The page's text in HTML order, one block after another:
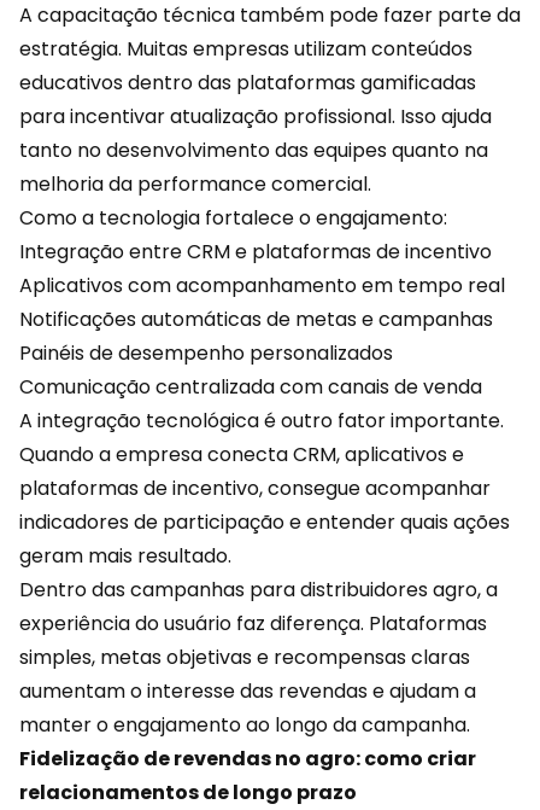
A capacitação técnica também pode fazer parte da
estratégia. Muitas empresas utilizam conteúdos
educativos dentro das plataformas gamificadas
para incentivar atualização profissional. Isso ajuda
tanto no desenvolvimento das equipes quanto na
melhoria da performance comercial.
Como a tecnologia fortalece o engajamento:
Integração entreCRMe plataformas de incentivo
Aplicativos com acompanhamento em tempo real
Notificações automáticas de metas e campanhas
Painéis de desempenho personalizados
Comunicação centralizada com canais de venda
A integração tecnológica é outro fator importante.
Quando a empresa conecta CRM, aplicativos e
plataformas de incentivo, consegue acompanhar
indicadores de participação e entender quais ações
geram mais resultado.
Dentro das campanhas para distribuidores agro, a
experiência do usuário faz diferença. Plataformas
simples, metas objetivas e recompensas claras
aumentam o interesse das revendas e ajudam a
manter o engajamento ao longo da campanha.
Fidelização de revendas no agro: como criar
relacionamentos de longo prazo